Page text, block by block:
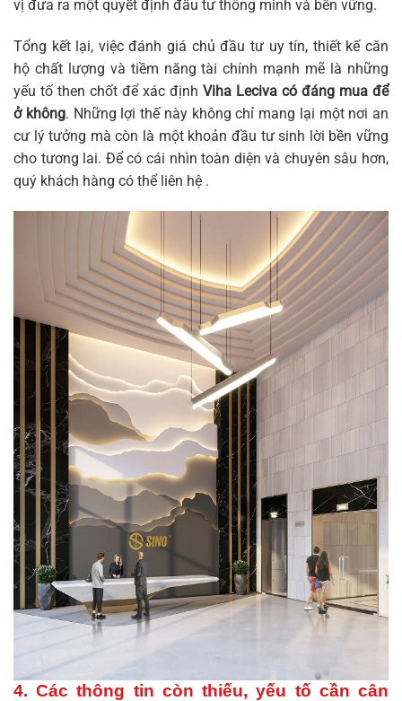
vị đưa ra một quyết định đầu tư thông minh và bền vững.
Tổng kết lại, việc đánh giá chủ đầu tư uy tín, thiết kế căn
hộ chất lượng và tiềm năng tài chính mạnh mẽ là những
yếu tố then chốt để xác định Viha Leciva có đáng mua để
ở không. Những lợi thế này không chỉ mang lại một nơi an
cư lý tưởng mà còn là một khoản đầu tư sinh lời bền vững
cho tương lai. Để có cái nhìn toàn diện và chuyên sâu hơn,
quý khách hàng có thể liên hệ .
4. Các thông tin còn thiếu, yếu tố cần cân